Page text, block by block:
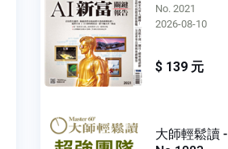
No. 2021
2026-08-10
$ 139 元
大師輕鬆讀 -